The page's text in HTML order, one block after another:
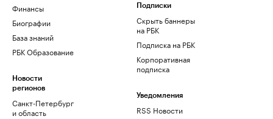
Финансы
Биографии
База знаний
РБК Образование
Новости
регионов
Санкт-Петербург
и область
Подписки
Скрыть баннеры
на РБК
Подписка на РБК
Корпоративная
подписка
Уведомления
RSS Новости